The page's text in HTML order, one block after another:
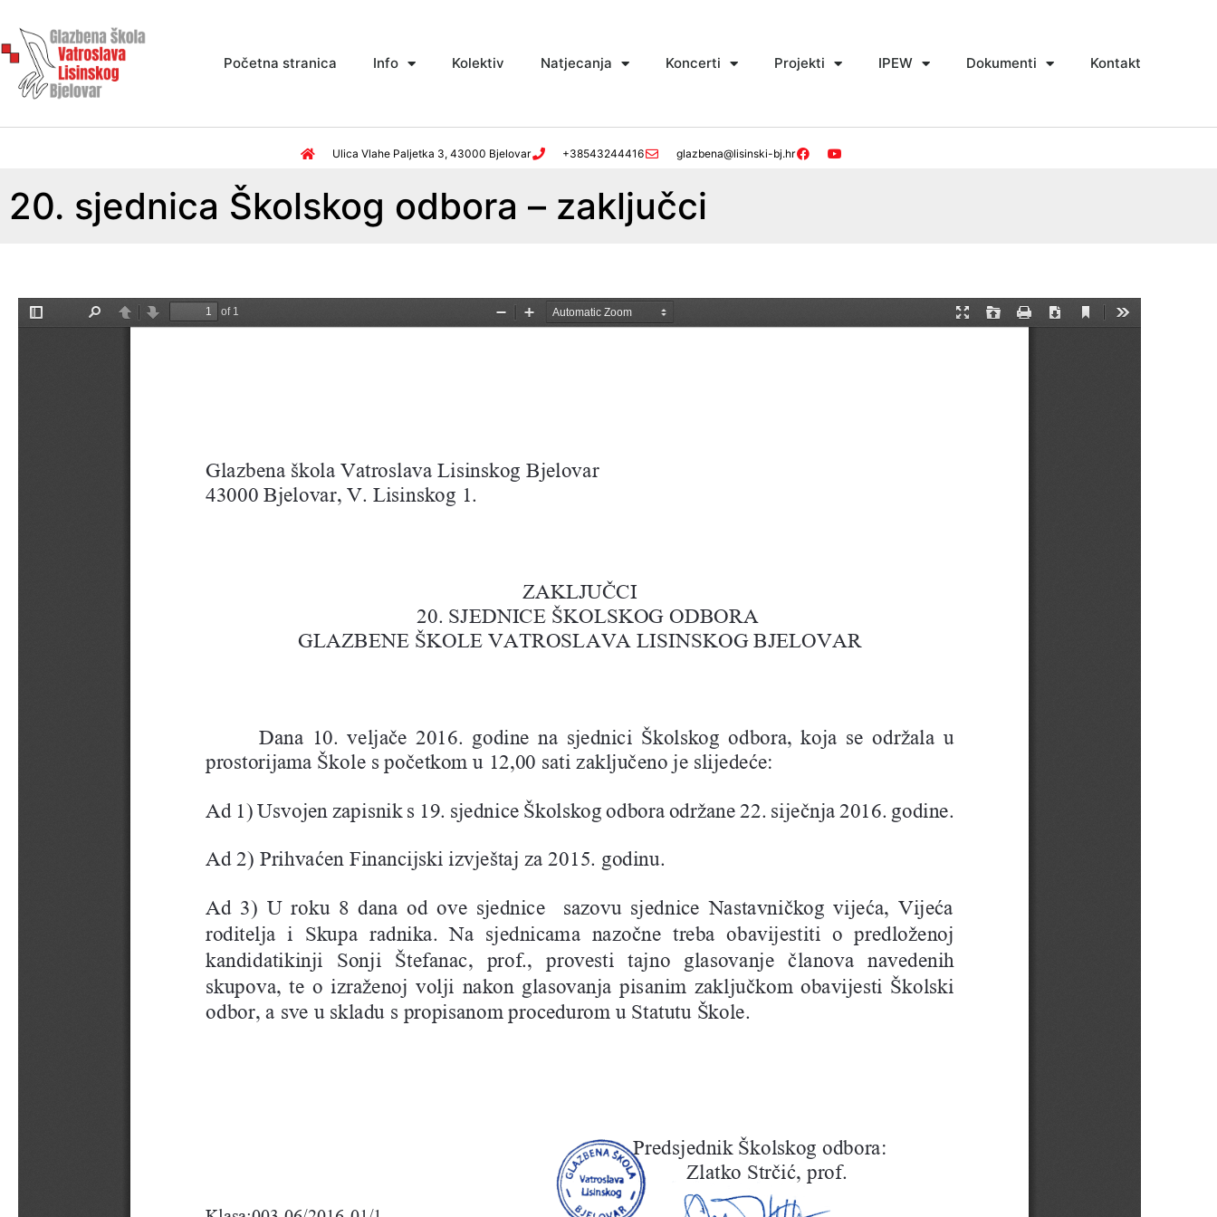
Početna stranica Info Kolektiv Natjecanja Koncerti Projekti IPEW Dokumenti Kontakt
Ulica Vlahe Paljetka 3, 43000 Bjelovar +38543244416 glazbena@lisinski-bj.hr
20. sjednica Školskog odbora – zaključci